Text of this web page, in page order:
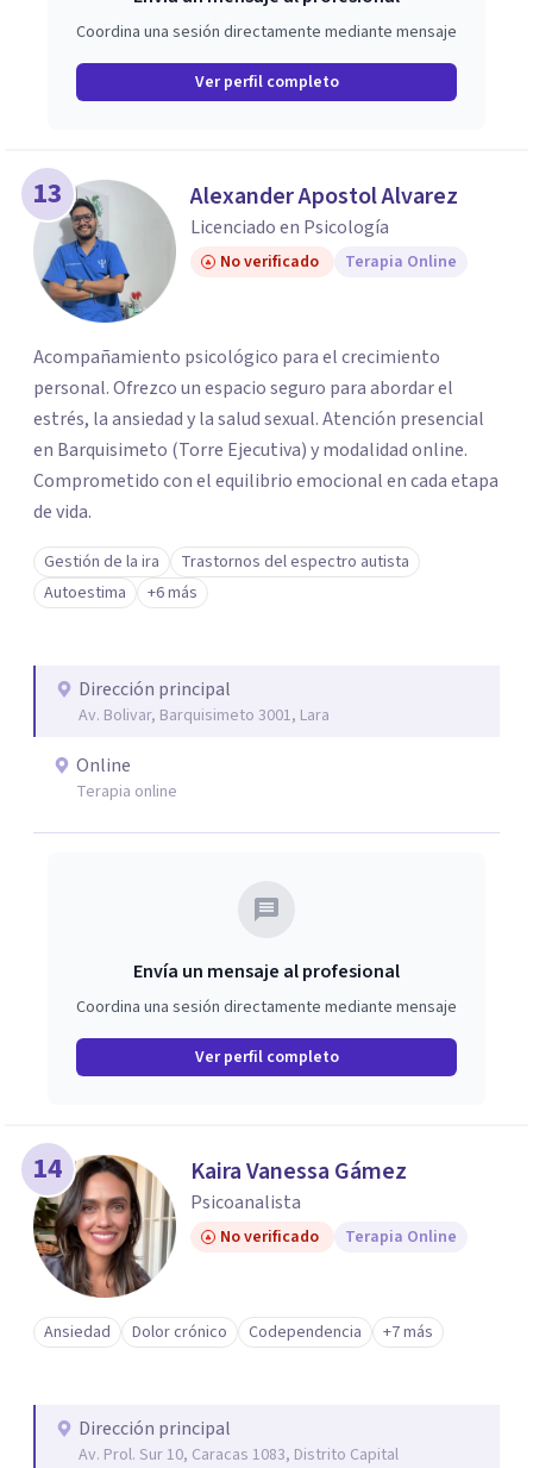
Coordina una sesión directamente mediante mensaje
Ver perfil completo
13 Alexander Apostol Alvarez
Licenciado en Psicología
No verificado Terapia Online
Acompañamiento psicológico para el crecimiento
personal. Ofrezco un espacio seguro para abordar el
estrés, la ansiedad y la salud sexual. Atención presencial
en Barquisimeto (Torre Ejecutiva) y modalidad online.
Comprometido con el equilibrio emocional en cada etapa
de vida.
Gestión de la ira
Trastornos del espectro autista
Autoestima
+6 más
Dirección principal
Av. Bolivar, Barquisimeto 3001, Lara
Online
Terapia online
Envía un mensaje al profesional
Coordina una sesión directamente mediante mensaje
Ver perfil completo
14 Kaira Vanessa Gámez
Psicoanalista
No verificado Terapia Online
Ansiedad Dolor crónico Codependencia +7 más
Dirección principal
Av. Prol. Sur 10, Caracas 1083, Distrito Capital